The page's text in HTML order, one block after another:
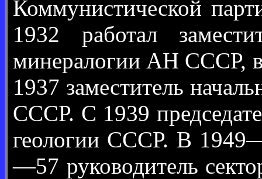
Коммунистической
1932 работал
минералогии АН СССР,
1937 заместитель
СССР. С 1939
геологии СССР. В
—57 руководитель